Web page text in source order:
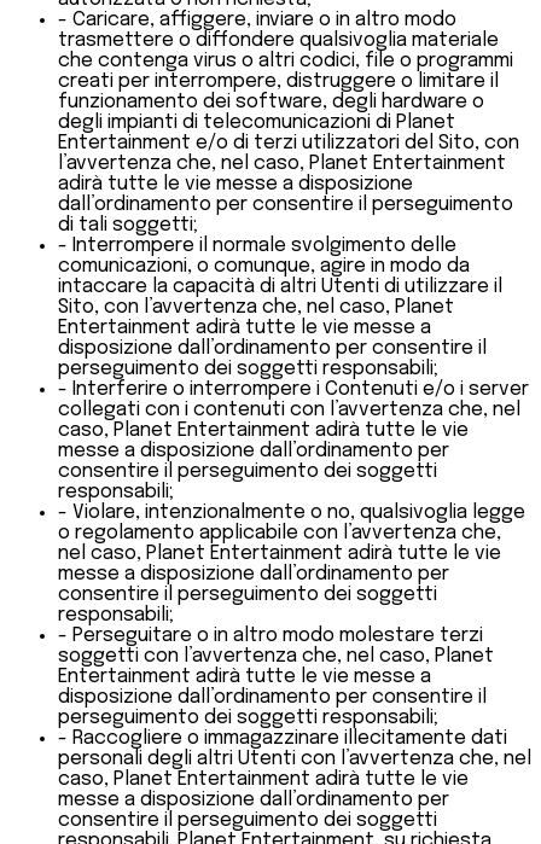
- Caricare, affiggere, inviare o in altro modo
trasmettere o diffondere qualsivoglia materiale
che contenga virus o altri codici, file o programmi
creati per interrompere, distruggere o limitare il
funzionamento dei software, degli hardware o
degli impianti di telecomunicazioni di Planet
Entertainment e/o di terzi utilizzatori del Sito, con
l’avvertenza che, nel caso, Planet Entertainment
adirà tutte le vie messe a disposizione
dall’ordinamento per consentire il perseguimento
di tali soggetti;
- Interrompere il normale svolgimento delle
comunicazioni, o comunque, agire in modo da
intaccare la capacità di altri Utenti di utilizzare il
Sito, con l’avvertenza che, nel caso, Planet
Entertainment adirà tutte le vie messe a
disposizione dall’ordinamento per consentire il
perseguimento dei soggetti responsabili;
- Interferire o interrompere i Contenuti e/o i server
collegati con i contenuti con l’avvertenza che, nel
caso, Planet Entertainment adirà tutte le vie
messe a disposizione dall’ordinamento per
consentire il perseguimento dei soggetti
responsabili;
- Violare, intenzionalmente o no, qualsivoglia legge
o regolamento applicabile con l’avvertenza che,
nel caso, Planet Entertainment adirà tutte le vie
messe a disposizione dall’ordinamento per
consentire il perseguimento dei soggetti
responsabili;
- Perseguitare o in altro modo molestare terzi
soggetti con l’avvertenza che, nel caso, Planet
Entertainment adirà tutte le vie messe a
disposizione dall’ordinamento per consentire il
perseguimento dei soggetti responsabili;
- Raccogliere o immagazzinare illecitamente dati
personali degli altri Utenti con l’avvertenza che, nel
caso, Planet Entertainment adirà tutte le vie
messe a disposizione dall’ordinamento per
consentire il perseguimento dei soggetti